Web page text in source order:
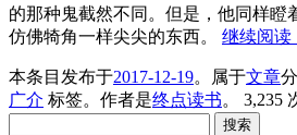
的那种鬼截然不同。但是，他同样瞪
仿佛犄角一样尖尖的东西。 继续阅读
本条目发布于2017-12-19。属于文章
广介 标签。 作者是终点读书。
3,235